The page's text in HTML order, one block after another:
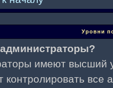
Уровни
администраторы?
имеют высший
контролировать все